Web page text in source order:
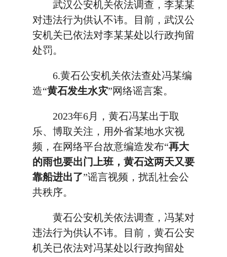
武汉公安机关依法调查，李某某
对违法行为供认不讳。目前，武汉公
安机关已依法对李某某处以行政拘留
处罚。
6.黄石公安机关依法查处冯某编
造“黄石发生水灾”网络谣言案。
2023年6月，黄石冯某出于取
乐、博取关注，用外省某地水灾视
频，在网络平台故意编造发布“再大
的雨也要出门上班，黄石这两天又要
靠船进出了”谣言视频，扰乱社会公
共秩序。
黄石公安机关依法调查，冯某对
违法行为供认不讳。目前，黄石公安
机关已依法对冯某处以行政拘留处